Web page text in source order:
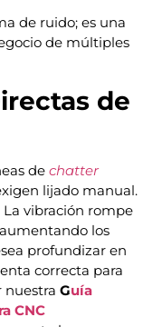
de ruido; es una
de múltiples
de
de chatter
lijado manual.
La vibración rompe
los
profundizar en
correcta para
nuestra Guía
CNC